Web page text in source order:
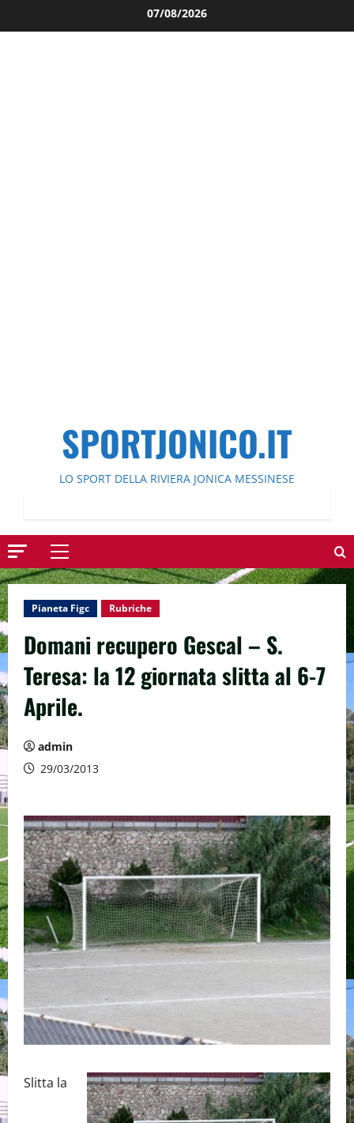
al
07/08/2026
SPORTJONICO.IT
LO SPORT DELLA RIVIERA JONICA MESSINESE
Menu
principale
Pianeta Figc Rubriche
Domani recupero Gescal – S.
Teresa: la 12 giornata slitta al 6-7
Aprile.
admin
29/03/2013
Slitta la